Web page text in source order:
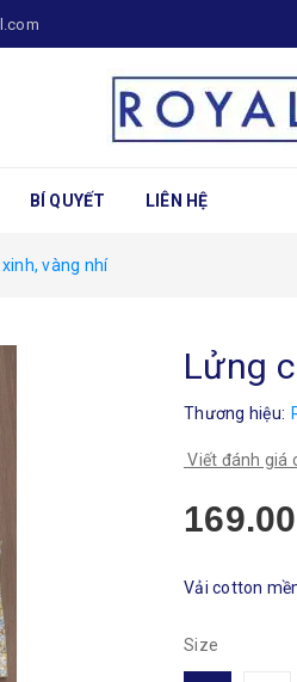
BÍ QUYẾT LIÊN HỆ
vàng nhí
Lửng
Thương hiệu:
Viết đánh giá
Vải cotton
Size